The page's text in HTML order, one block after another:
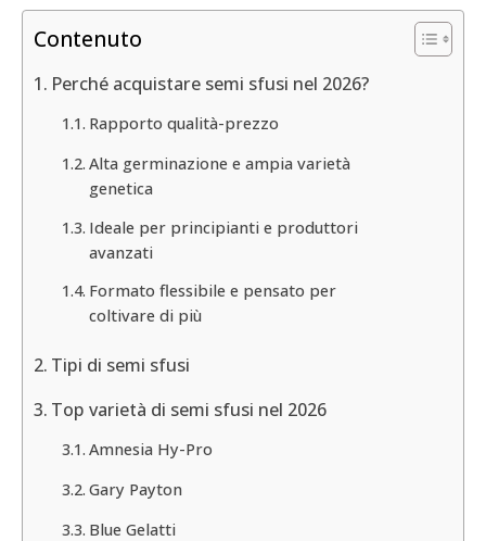
Contenuto
Perché acquistare semi sfusi nel 2026?
Rapporto qualità-prezzo
Alta germinazione e ampia varietà
genetica
Ideale per principianti e produttori
avanzati
Formato flessibile e pensato per
coltivare di più
Tipi di semi sfusi
Top varietà di semi sfusi nel 2026
Amnesia Hy-Pro
Gary Payton
Blue Gelatti